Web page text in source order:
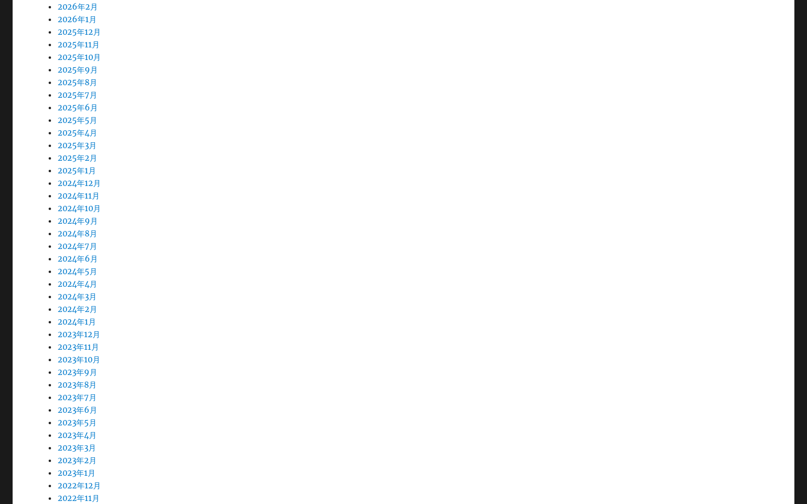
2026年2月
2026年1月
2025年12月
2025年11月
2025年10月
2025年9月
2025年8月
2025年7月
2025年6月
2025年5月
2025年4月
2025年3月
2025年2月
2025年1月
2024年12月
2024年11月
2024年10月
2024年9月
2024年8月
2024年7月
2024年6月
2024年5月
2024年4月
2024年3月
2024年2月
2024年1月
2023年12月
2023年11月
2023年10月
2023年9月
2023年8月
2023年7月
2023年6月
2023年5月
2023年4月
2023年3月
2023年2月
2023年1月
2022年12月
2022年11月